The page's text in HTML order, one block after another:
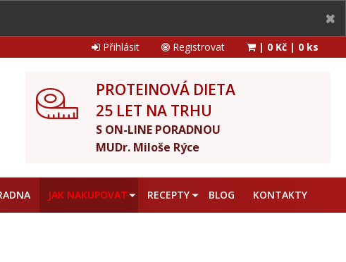
Přihlásit Registrovat | 0 Kč | 0 ks
PROTEINOVÁ DIETA
25 LET NA TRHU
S ON-LINE PORADNOU
MUDr. Miloše Rýce
JAK NAKUPOVAT RECEPTY BLOG KONTAKTY